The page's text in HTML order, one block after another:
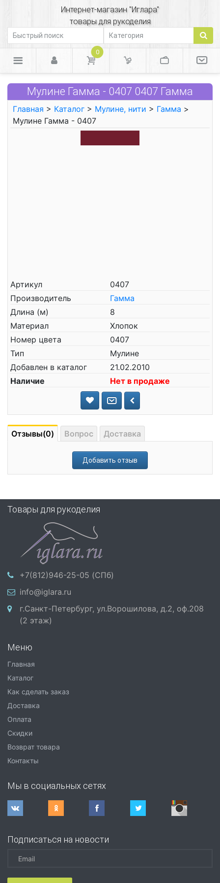
Интернет-магазин "Иглара"
товары для рукоделия
0
Мулине Гамма - 0407 0407 Гамма
Главная > Каталог > Мулине, нити > Гамма >
Мулине Гамма - 0407
Артикул
0407
Производитель
Гамма
Длина (м)
8
Материал
Хлопок
Номер цвета
0407
Тип
Мулине
Добавлен в каталог
21.02.2010
Наличие
Нет в продаже
Отзывы(0) Вопрос Доставка
Добавить отзыв
Товары для рукоделия
+7(812)946-25-05 (СПб)
info@iglara.ru
г.Санкт-Петербург, ул.Ворошилова, д.2, оф.208
(2 этаж)
Меню
Главная
Каталог
Как сделать заказ
Доставка
Оплата
Скидки
Возврат товара
Контакты
Мы в социальных сетях
Подписаться на новости